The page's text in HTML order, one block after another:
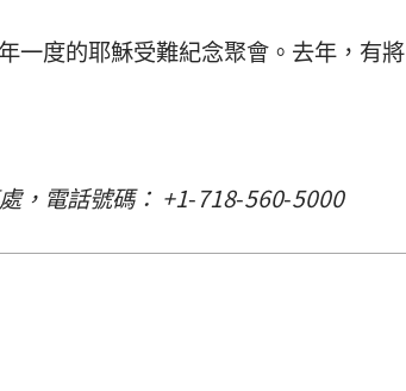
一度的耶穌受難紀念聚會。去年，有將
，電話號碼： +1-718-560-5000